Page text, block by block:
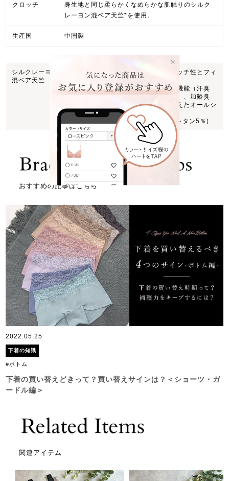
クロッチ
身生地と同じ柔らかくなめらかな肌触りのシルク
レーヨン混ベア天竺*を使用。
生産国 中国製
シルクレーヨン
混ベア天竺
柔らかくなめらかな肌触りで、ストレッチ性とフィ
ット感を高めた快適素材を使用。
静電気が起きにくく、吸放湿性、消臭機能（汗臭
「アンモニア」「酢酸」「イソ吉草酸」、加齢臭
「ノネナール」）、接触冷感機能を備えたオールシ
ーズン快適な素材です。
(レーヨン85％・シルク10％・ポリウレタン5％)
おすすめの記事はこちら
2022.05.25
下着の知識
#ボトム
下着の買い替えどきって？買い替えサインは？＜ショーツ・ガ
ードル編＞
関連アイテム